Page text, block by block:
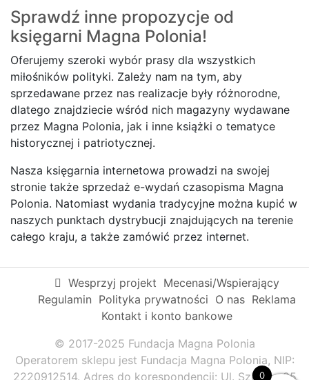
Sprawdź inne propozycje od
księgarni Magna Polonia!
Oferujemy szeroki wybór prasy dla wszystkich
miłośników polityki. Zależy nam na tym, aby
sprzedawane przez nas realizacje były różnorodne,
dlatego znajdziecie wśród nich magazyny wydawane
przez Magna Polonia, jak i inne książki o tematyce
historycznej i patriotycznej.
Nasza księgarnia internetowa prowadzi na swojej
stronie także sprzedaż e-wydań czasopisma Magna
Polonia. Natomiast wydania tradycyjne można kupić w
naszych punktach dystrybucji znajdujących na terenie
całego kraju, a także zamówić przez internet.
Wesprzyj projekt Mecenasi/Wspierający
Regulamin Polityka prywatności O nas Reklama
Kontakt i konto bankowe
© 2017-2025 Fundacja Magna Polonia
Operatorem sklepu jest Fundacja Magna Polonia, NIP:
2220912514. Adres do korespondencji: Ul. Szkolna 95
0